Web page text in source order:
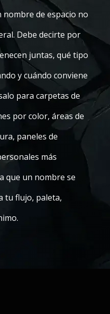
de espacio no
Debe decirte por
juntas, qué tipo
y cuándo conviene
para carpetas de
por color, áreas de
paneles de
más
que un nombre se
tu flujo, paleta,